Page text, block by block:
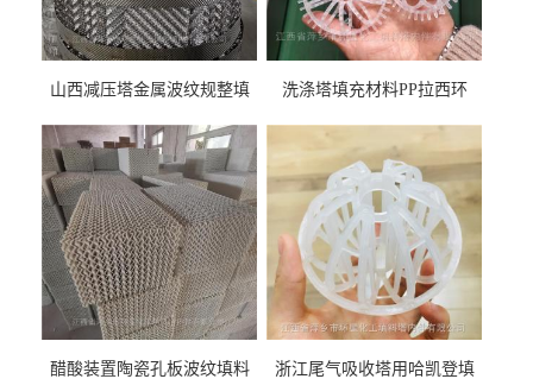
山西减压塔金属波纹规整填
料
洗涤塔填充材料PP拉西环
醋酸装置陶瓷孔板波纹填料
浙江尾气吸收塔用哈凯登填